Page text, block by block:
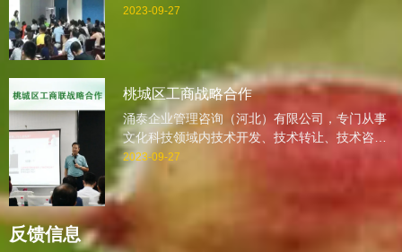
询、技术服务、企业培训、认证、企业咨询,企业
全力以赴的服务理念，抱着深深地责任感，一步
一个脚印地走过。
2023-09-27
桃城区工商战略合作
涌泰企业管理咨询（河北）有限公司，专门从事
文化科技领域内技术开发、技术转让、技术咨
询、技术服务、企业培训、认证、企业咨询,企业
诊断,会展服务、营销策划的专业咨询公司。自
2005年创业以来，我公司一直本着感恩，诚信，
全力以赴的服务理念，抱着深深地责任感，一步
2023-09-27
反馈信息